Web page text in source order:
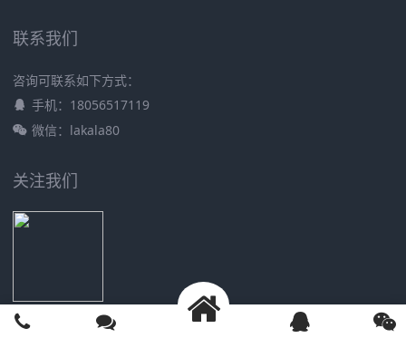
联系我们
咨询可联系如下方式：
手机：18056517119
微信：lakala80
关注我们